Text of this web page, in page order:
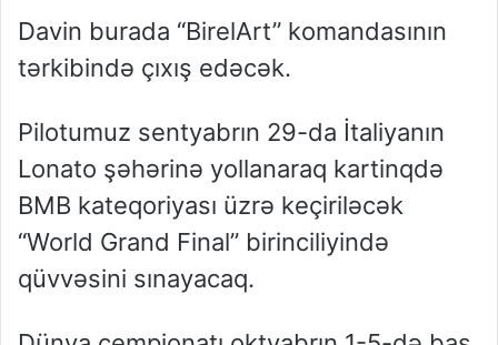
Davin burada “BirelArt” komandasının
tərkibində çıxış edəcək.
Pilotumuz sentyabrın 29-da İtaliyanın
Lonato şəhərinə yollanaraq kartinqdə
BMB kateqoriyası üzrə keçiriləcək
“World Grand Final” birinciliyində
qüvvəsini sınayacaq.